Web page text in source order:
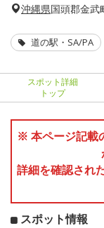
沖縄県国頭郡金武
道の駅・SA/PA
スポット詳細
トップ
※ 本ページ記載
詳細を確認され
スポット情報